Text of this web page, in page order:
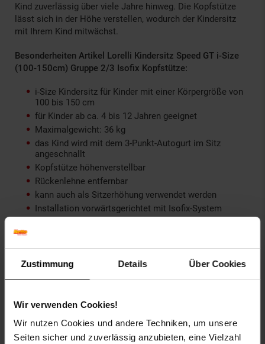
Zustimmung Details Über Cookies
Wir verwenden Cookies!
Wir nutzen Cookies und andere Techniken, um unsere
Seiten sicher und zuverlässig anzubieten, eine Vielzahl
Kind zuverlässig über viele Jahre hinweg. Die Kopfstütze
lässt sich in der Höhe verstellen, wodurch der Kindersitz
mit Ihrem Kind mitwächst.
Besonderheiten Artikel Lorelli Kindersitz Speed GT i-Size
(100-150cm) Gruppe 2/3 Isofix Kopfstütze:
i-Size Kindersitz für Kinder mit einer Körpergröße von
100 bis 150 cm
für Kinder ab ca. 4 bis 12 Jahren geeignet
Maximalgewicht: 36 kg
das Kind wird mit dem 3-Punkt-Autogurt im Sitz
angeschnallt
Kopfstütze höhenverstellbar
Rückenlehne entfernbar
kann auch als Sitzerhöhung verwendet werden
Installation vorwärtsgerichtet mit Isofix-System
Weitere Informationen zum Artikel Lorelli Kindersitz Speed
GT i-Size (100-150cm) Gruppe 2/3 Isofix Kopfstütze:
Bezug wählbar
Maße Versandkarton: L 71 x B 47 x H 33 cm
Versandgewicht: 6,34 kg
Material: 100% Polyester